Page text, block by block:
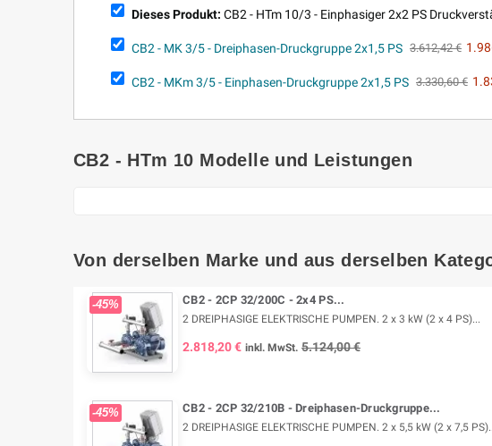
Dieses Produkt: CB2 - HTm 10/3 - Einphasiger 2x2 PS
CB2 - MK 3/5 - Dreiphasen-Druckgruppe 2x1,5 PS 3.612,42 €
CB2 - MKm 3/5 - Einphasen-Druckgruppe 2x1,5 PS 3.330,60 €
CB2 - HTm 10 Modelle und Leistungen
Von derselben Marke und aus derselben
-45% CB2 - 2CP 32/200C - 2x4 PS...
2 DREIPHASIGE ELEKTRISCHE PUMPEN. 2 x 3 kW (2 x 4 PS)...
2.818,20 € inkl. MwSt. 5.124,00 €
-45% CB2 - 2CP 32/210B - Dreiphasen-Druckgruppe...
2 DREIPHASIGE ELEKTRISCHE PUMPEN. 2 x 5,5 kW (2 x 7,5 PS)...